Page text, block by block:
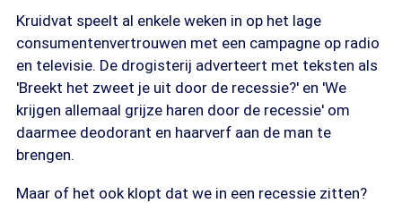
Kruidvat speelt al enkele weken in op het lage
consumentenvertrouwen met een campagne op radio
en televisie. De drogisterij adverteert met teksten als
'Breekt het zweet je uit door de recessie?' en 'We
krijgen allemaal grijze haren door de recessie' om
daarmee deodorant en haarverf aan de man te
brengen.
Maar of het ook klopt dat we in een recessie zitten?